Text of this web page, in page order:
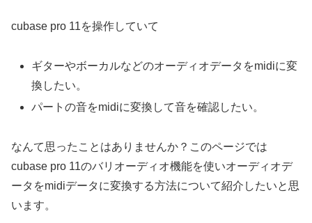
cubase pro 11を操作していて
ギターやボーカルなどのオーディオデータをmidiに変
換したい。
パートの音をmidiに変換して音を確認したい。
なんて思ったことはありませんか？このページでは
cubase pro 11のバリオーディオ機能を使いオーディオデ
ータをmidiデータに変換する方法について紹介したいと思
います。